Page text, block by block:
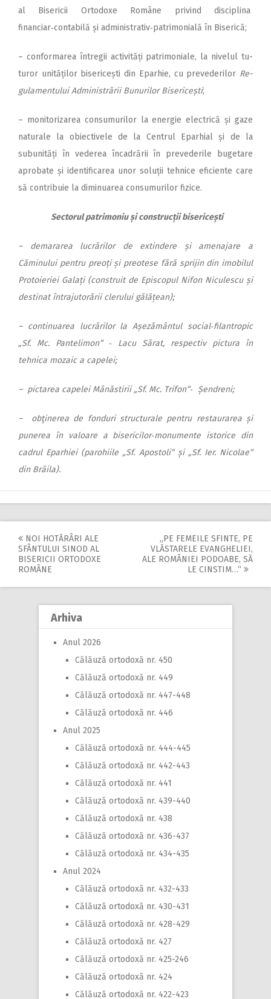
al Bisericii Ortodoxe Române privind disciplina
financiar‑contabilă și administrativ‑patrimonială în Biserică;
– conformarea întregii ac­ti­vități patrimoniale, la nivelul tu­­
turor unităților bisericești din Epar­­hie, cu prevederi­lor Re­­
gu­lamentului Administrării Bu­­­­nu­­rilor Bisericești;
– monitorizarea consumurilor la energie electrică și gaze
naturale la obiectivele de la Centrul Eparhial și de la
subunități în vederea încadrării în prevederile bugetare
aprobate și identificarea unor soluții tehnice eficiente care
să contribuie la diminuarea consumurilor fizice.
Sectorul patrimoniu și construcții bisericești
– demararea lucrărilor de ex­­­tin­dere și amenajare a
Căminului pentru preoți și preotese fără spri­­jin din imobilul
Protoieriei Galați (construit de Epis­copul Nifon Niculescu și
destinat întrajutorării clerului gălățean);
– continuarea lucrărilor la Așezământul social‑filantropic
„Sf. Mc. Pantelimon“ ‑ Lacu Sărat, respectiv pictura în
tehnica mo­zaic a capelei;
– pictarea capelei Mănăstirii „Sf. Mc. Trifon“‑ Șendreni;
– obţinerea de fonduri structurale pentru restaurarea și
punerea în valoare a bisericilor‑monumente istorice din
cadrul Eparhiei (parohiile „Sf. Apostoli“ și „Sf. Ier. Nicolae“
din Brăila).
Post
navigation
NOI HOTĂRÂRI ALE
SFÂNTULUI SINOD AL
BISERICII ORTODOXE
ROMÂNE
„PE FEMEILE SFINTE, PE
VLĂSTARELE EVANGHELIEI,
ALE ROMÂNIEI PODOABE, SĂ
LE CINSTIM…“
Arhiva
Anul 2026
Călăuză ortodoxă nr. 450
Călăuză ortodoxă nr. 449
Călăuză ortodoxă nr. 447-448
Călăuză ortodoxă nr. 446
Anul 2025
Călăuză ortodoxă nr. 444-445
Călăuză ortodoxă nr. 442-443
Călăuză ortodoxă nr. 441
Călăuză ortodoxă nr. 439-440
Călăuză ortodoxă nr. 438
Călăuză ortodoxă nr. 436-437
Călăuză ortodoxă nr. 434-435
Anul 2024
Călăuză ortodoxă nr. 432-433
Călăuză ortodoxă nr. 430-431
Călăuză ortodoxă nr. 428-429
Călăuză ortodoxă nr. 427
Călăuză ortodoxă nr. 425-246
Călăuză ortodoxă nr. 424
Călăuză ortodoxă nr. 422-423